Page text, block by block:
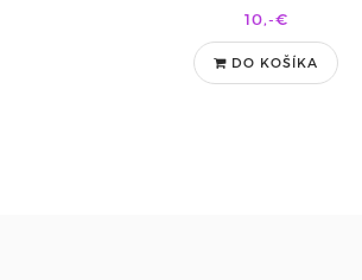
10,-€
DO KOŠÍKA